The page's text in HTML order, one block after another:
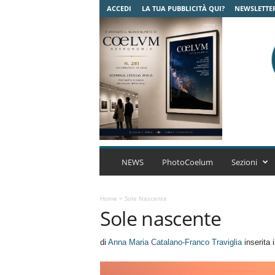
ACCEDI LA TUA PUBBLICITÀ QUI?
C
r
NEWS PhotoCoelum Sezioni
Home > Sole Nascente
Sole nascente
di Anna Maria Catalano-Franco Travigliainserita il